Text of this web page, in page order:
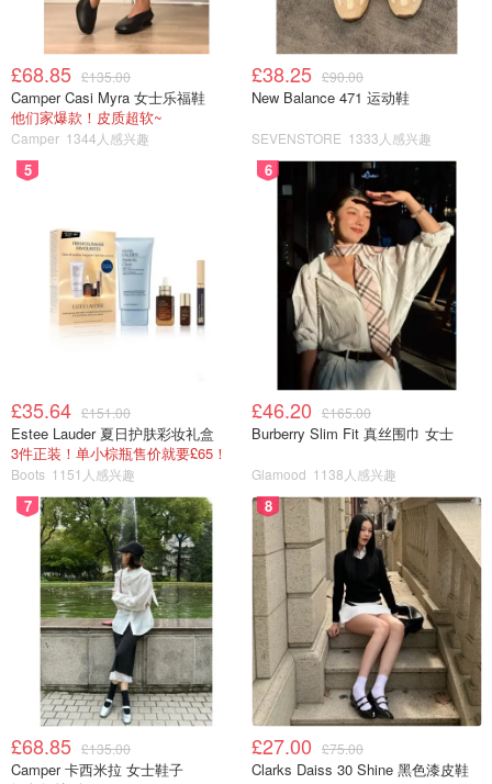
£68.85 £135.00
Camper Casi Myra 女士乐福鞋
他们家爆款！皮质超软~
Camper 1344人感兴趣
£38.25 £90.00
New Balance 471 运动鞋
SEVENSTORE 1333人感兴趣
5
£35.64 £151.00
Estee Lauder 夏日护肤彩妆礼盒
3件正装！单小棕瓶售价就要£65！
Boots 1151人感兴趣
6
£46.20 £165.00
Burberry Slim Fit 真丝围巾 女士
Glamood 1138人感兴趣
7
£68.85 £135.00
Camper 卡西米拉 女士鞋子
8
£27.00 £75.00
Clarks Daiss 30 Shine 黑色漆皮鞋